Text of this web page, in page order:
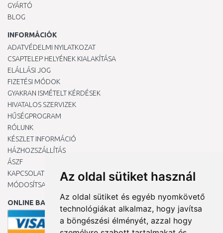
Az oldal sütiket használ
Az oldal sütiket és egyéb nyomkövető
technológiákat alkalmaz, hogy javítsa
a böngészési élményét, azzal hogy
GYÁRTÓ
BLOG
INFORMÁCIÓK
ADATVÉDELMI NYILATKOZAT
CSAPTELEP HELYÉNEK KIALAKÍTÁSA
ELÁLLÁSI JOG
FIZETÉSI MÓDOK
GYAKRAN ISMÉTELT KÉRDÉSEK
HIVATALOS SZERVIZEK
HŰSÉGPROGRAM
RÓLUNK
KÉSZLET INFORMÁCIÓ
HÁZHOZSZÁLLÍTÁS
ÁSZF
KAPCSOLAT
MÓDOSÍTSA A COOKIE-BEÁLLÍTÁSAIMAT
ONLINE BANKKÁRTYÁVAL